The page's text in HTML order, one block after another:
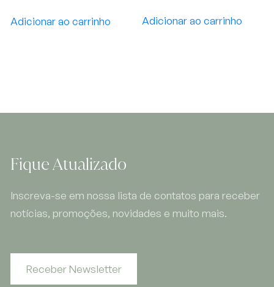
Adicionar ao carrinho Adicionar ao carrinho
Fique Atualizado
Inscreva-se em nossa lista de contatos para receber
notícias, promoções, novidades e muito mais.
Receber Newsletter